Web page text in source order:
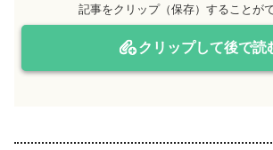
記事をクリップ（保存）することがで
クリップして後で読